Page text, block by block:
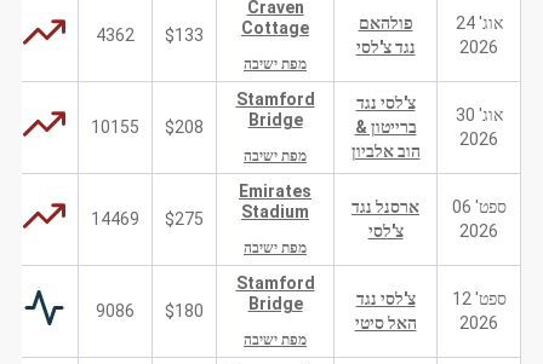
אוג' 24
2026
פולהאם
נגד צ'לסי
Craven
Cottage
מפת ישיבה
$133
4362
אוג' 30
2026
צ'לסי נגד
ברייטון &
הוב אלביון
Stamford
Bridge
מפת ישיבה
$208
10155
ספט' 06
2026
ארסנל נגד
צ'לסי
Emirates
Stadium
מפת ישיבה
$275
14469
ספט' 12
2026
צ'לסי נגד
האל סיטי
Stamford
Bridge
מפת ישיבה
$180
9086